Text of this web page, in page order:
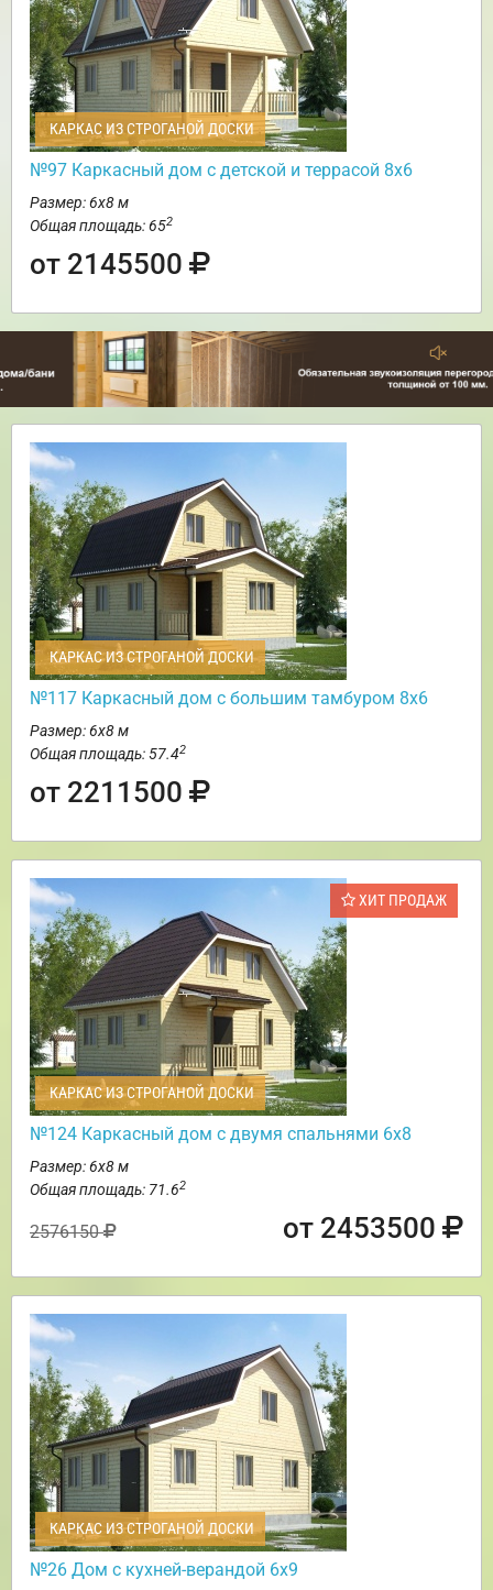
КАРКАС ИЗ СТРОГАНОЙ ДОСКИ
№97 Каркасный дом с детской и террасой 8х6
Размер: 6х8 м
Общая площадь: 652
от 2145500
КАРКАС ИЗ СТРОГАНОЙ ДОСКИ
№117 Каркасный дом с большим тамбуром 8х6
Размер: 6х8 м
Общая площадь: 57.42
от 2211500
ХИТ ПРОДАЖ
КАРКАС ИЗ СТРОГАНОЙ ДОСКИ
№124 Каркасный дом с двумя спальнями 6х8
Размер: 6х8 м
Общая площадь: 71.62
2576150 от 2453500
КАРКАС ИЗ СТРОГАНОЙ ДОСКИ
№26 Дом с кухней-верандой 6х9